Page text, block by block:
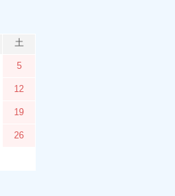
土
5
12
19
26